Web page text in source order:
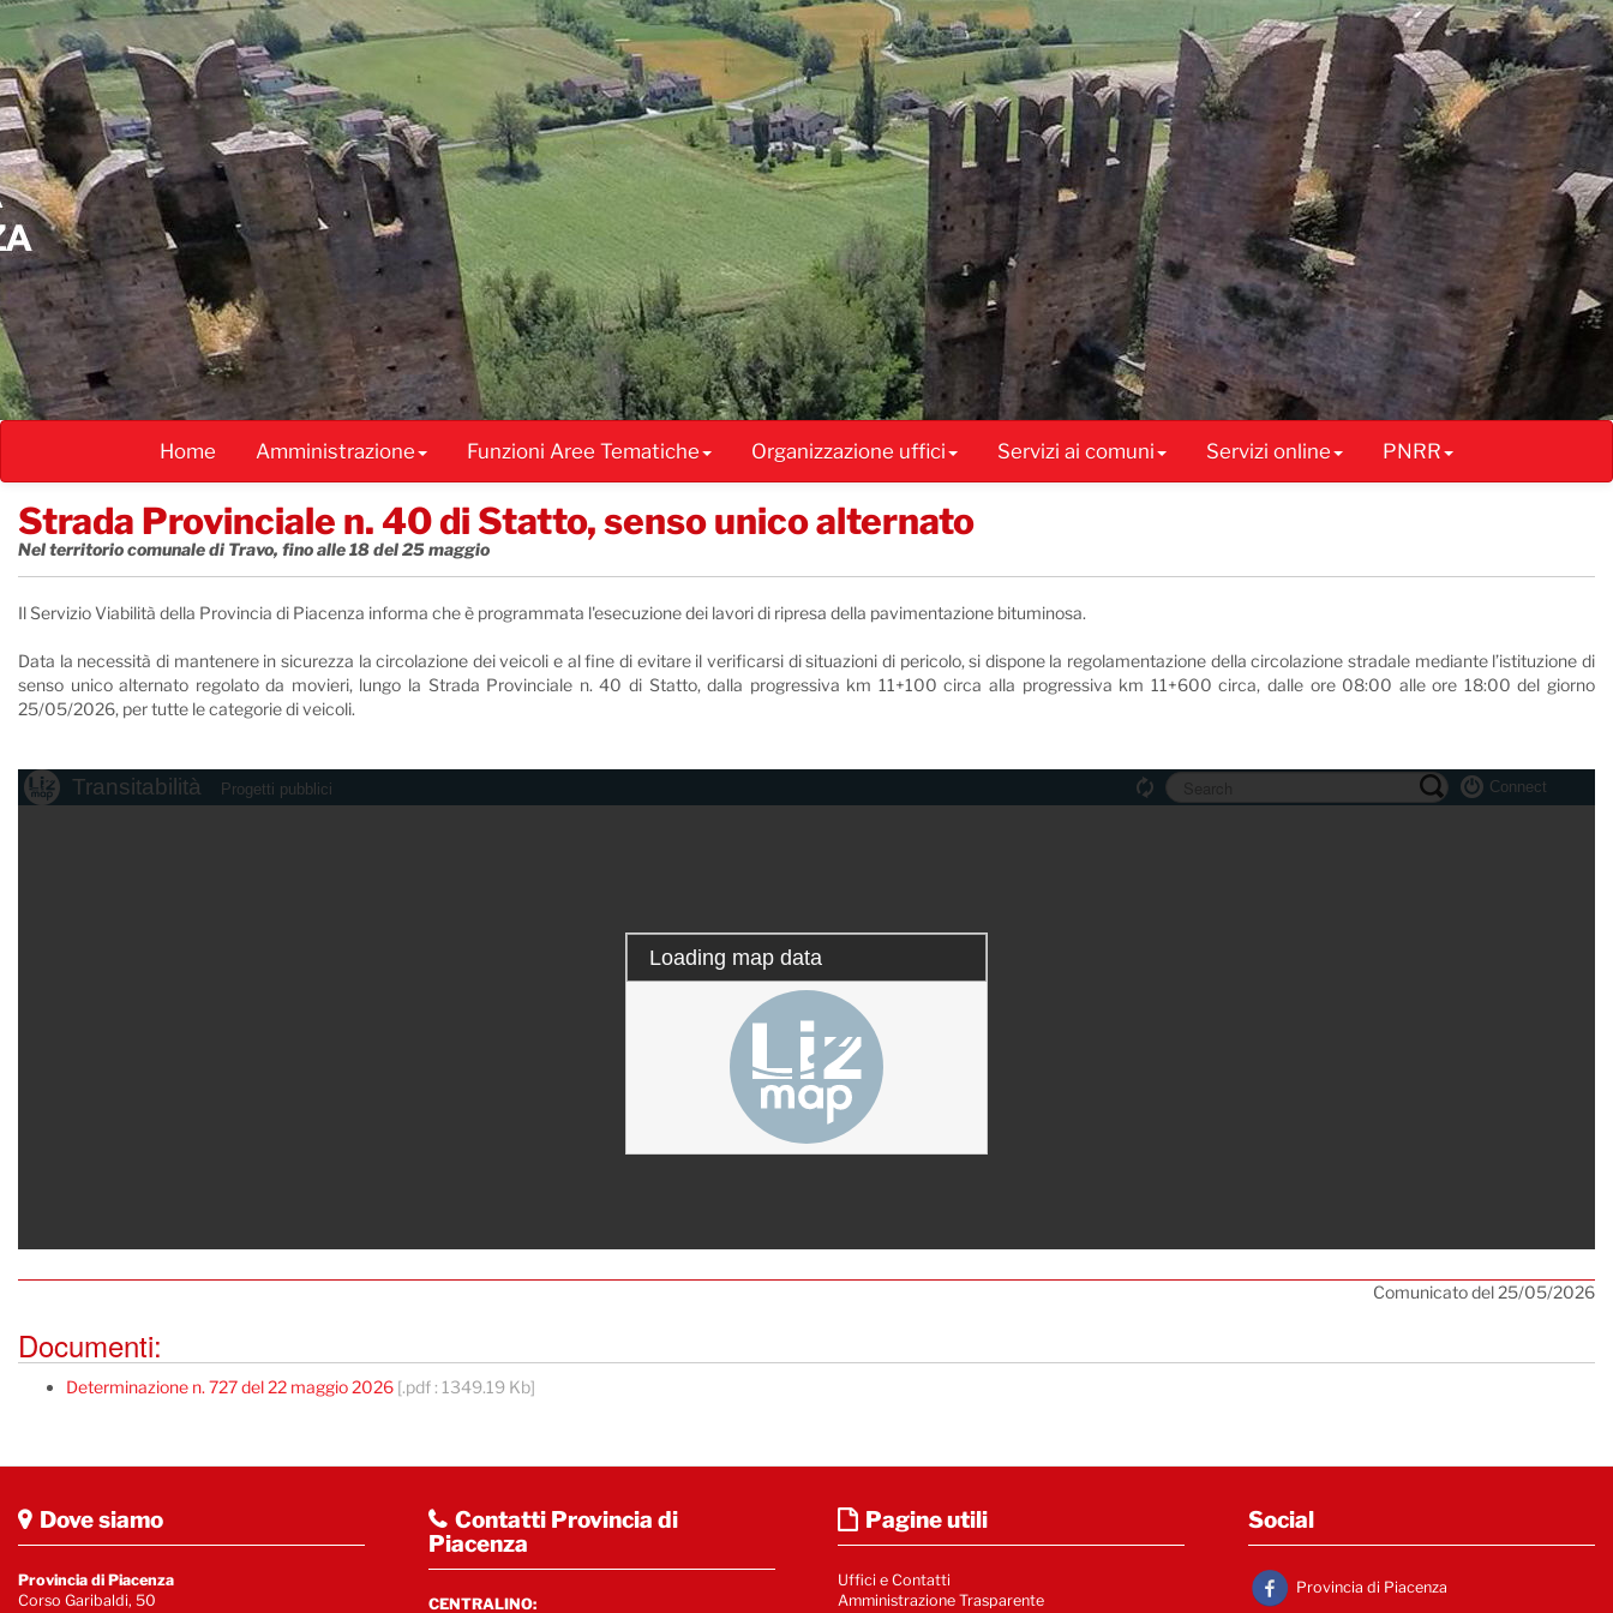
Salta
al
contenuto
principale
Home Amministrazione Funzioni Aree Tematiche Organizzazione uffici Servizi ai comuni Servizi online PNRR
Strada Provinciale n. 40 di Statto, senso unico alternato
Nel territorio comunale di Travo, fino alle 18 del 25 maggio
Il Servizio Viabilità della Provincia di Piacenza informa che è programmata l'esecuzione dei lavori di ripresa della pavimentazione bituminosa.
Data la necessità di mantenere in sicurezza la circolazione dei veicoli e al fine di evitare il verificarsi di situazioni di pericolo, si dispone la regolamentazione della circolazione stradale mediante l’istituzione di
senso unico alternato regolato da movieri, lungo la Strada Provinciale n. 40 di Statto, dalla progressiva km 11+100 circa alla progressiva km 11+600 circa, dalle ore 08:00 alle ore 18:00 del giorno
25/05/2026, per tutte le categorie di veicoli.
Comunicato del 25/05/2026
Documenti:
Determinazione n. 727 del 22 maggio 2026 [.pdf : 1349.19 Kb]
Dove siamo
Provincia di Piacenza
Corso Garibaldi, 50
Contatti Provincia di
Piacenza
CENTRALINO:
Pagine utili
Uffici e Contatti
Amministrazione Trasparente
Social
Provincia di Piacenza